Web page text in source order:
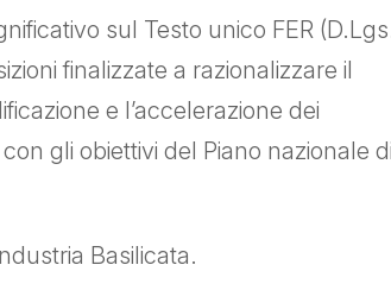
sul Testo unico FER
finalizzate a razionalizzare il
e l’accelerazione dei
gli obiettivi del Piano nazionale di
Basilicata.